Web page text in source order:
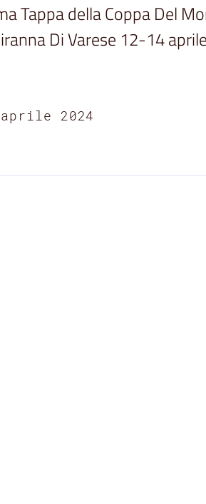
Tappa della Coppa Del
Di Varese 12-14 aprile
2024